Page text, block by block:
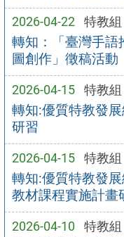
2026-04-22 特教組
轉知：「臺灣手語
圖創作」徵稿活動
2026-04-15 特教組
轉知:優質特教發
研習
2026-04-15 特教組
轉知:優質特教發
教材課程實施計畫
2026-04-10 特教組